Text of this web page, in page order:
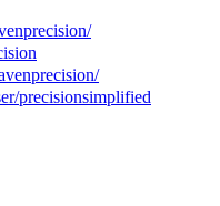
precisionsimplified